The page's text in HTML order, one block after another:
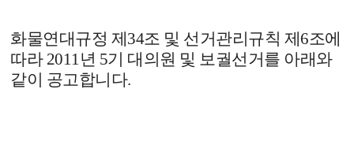
화물연대규정 제34조 및 선거관리규칙 제6조에
따라 2011년 5기 대의원 및 보궐선거를 아래와
같이 공고합니다.